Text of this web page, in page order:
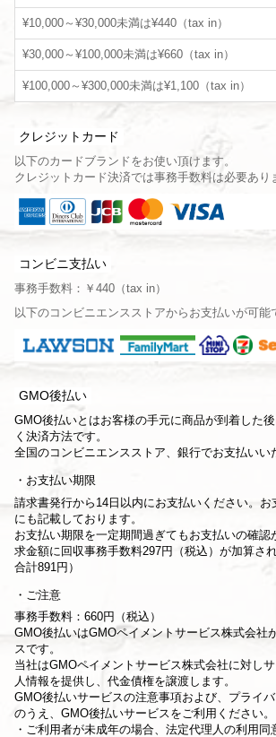
¥10,000～¥30,000未満は¥440（tax in）
¥30,000～¥100,000未満は¥660（tax in）
¥100,000～¥300,000未満は¥1,100（tax in）
クレジットカード
以下のカードブランドをお使い頂けます。
クレジットカード決済では事務手数料は必要あり
コンビニ支払い
事務手数料：￥440（tax in）
以下のコンビニエンスストアからお支払いが可能
GMO後払い
GMO後払いとはお客様の手元に商品が到着した
く決済方法です。
全国のコンビニエンスストア、銀行でお支払いい
お支払い期限
請求書発行から14日以内にお支払いください。
にも記載しております。
お支払い期限を一定期間過ぎてもお支払いの確認
求金額に回収事務手数料297円（税込）が加算さ
合計891円）
ご注意
事務手数料：660円（税込）
GMO後払いはGMOペイメントサービス株式会社
スです。
当社はGMOペイメントサービス株式会社に対し
人情報を提供し、代金債権を譲渡します。
GMO後払いサービスの注意事項および、 プライ
のうえ、GMO後払いサービスをご利用ください。
・ご利用者が未成年の場合、法定代理人の利用同